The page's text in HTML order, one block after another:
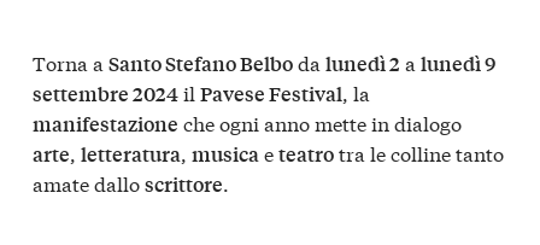
Torna a Santo Stefano Belboda lunedì 2 a lunedì 9
settembre 2024il Pavese Festival, la
manifestazione che ogni anno mette in dialogo
arte, letteratura, musicaeteatrotra le colline tanto
amate dalloscrittore.